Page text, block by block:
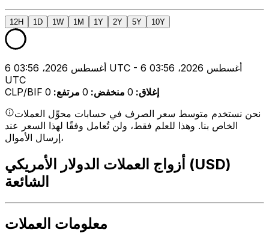
12H 1D 1W 1M 1Y 2Y 5Y 10Y
6 أغسطس 2026، 03:56 UTC - 6 أغسطس 2026، 03:56
UTC
CLP/BIF
إغلاق:
0 منخفض:
0 مرتفع:
0
نحن نستخدم متوسط سعر الصرف في حسابات محوِّل العملات
الخاص بنا. وهذا للعلم فقط، ولن تُعامل وفقًا لهذا السعر عند
إرسال الأموال،
أزواج العملات الدولار الأمريكي (USD)
الشائعة
معلومات العملات